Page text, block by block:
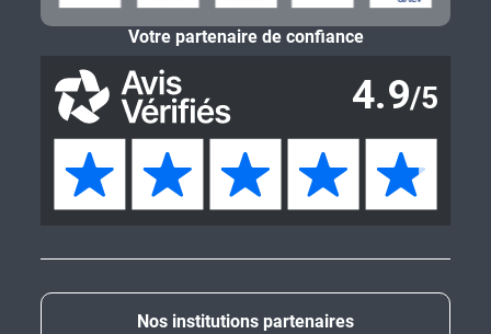
Nos institutions partenaires
Votre partenaire de confiance